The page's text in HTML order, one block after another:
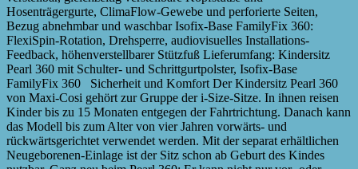
Hosenträgergurte, ClimaFlow-Gewebe und perforierte Seiten,
Bezug abnehmbar und waschbar Isofix-Base FamilyFix 360:
FlexiSpin-Rotation, Drehsperre, audiovisuelles Installations-
Feedback, höhenverstellbarer Stützfuß Lieferumfang: Kindersitz
Pearl 360 mit Schulter- und Schrittgurtpolster, Isofix-Base
FamilyFix 360 Sicherheit und Komfort Der Kindersitz Pearl 360
von Maxi-Cosi gehört zur Gruppe der i-Size-Sitze. In ihnen reisen
Kinder bis zu 15 Monaten entgegen der Fahrtrichtung. Danach kann
das Modell bis zum Alter von vier Jahren vorwärts- und
rückwärtsgerichtet verwendet werden. Mit der separat erhältlichen
Neugeborenen-Einlage ist der Sitz schon ab Geburt des Kindes